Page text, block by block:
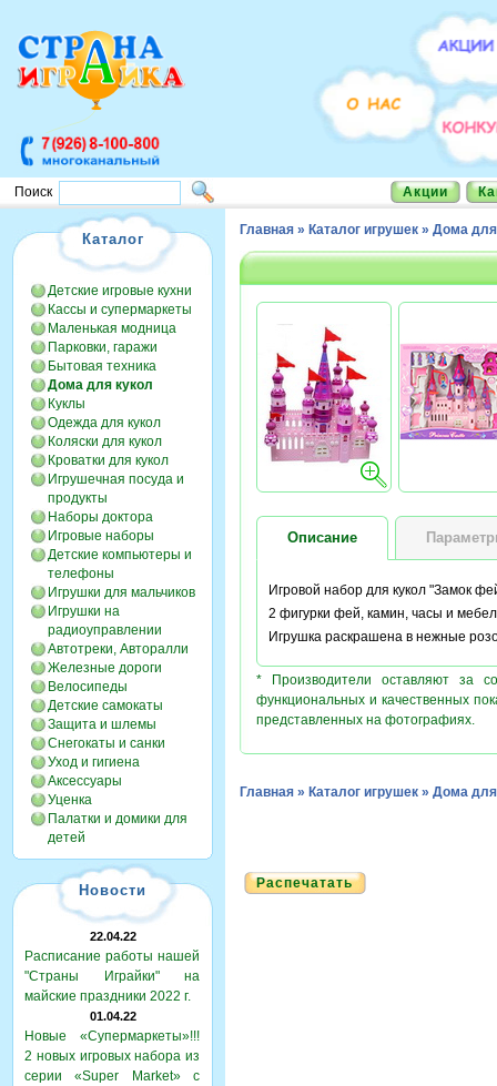
Поиск Акции
Каталог
Детские игровые кухни
Кассы и супермаркеты
Маленькая модница
Парковки, гаражи
Бытовая техника
Дома для кукол
Куклы
Одежда для кукол
Коляски для кукол
Кроватки для кукол
Игрушечная посуда и
продукты
Наборы доктора
Игровые наборы
Детские компьютеры и
телефоны
Игрушки для мальчиков
Игрушки на
радиоуправлении
Автотреки, Авторалли
Железные дороги
Велосипеды
Детские самокаты
Защита и шлемы
Снегокаты и санки
Уход и гигиена
Аксессуары
Уценка
Палатки и домики для
детей
Новости
22.04.22
Расписание работы нашей
"Страны Играйки" на
майские праздники 2022 г.
01.04.22
Новые «Супермаркеты»!!!
2 новых игровых набора из
серии «Super Market» с
Главная » Каталог игрушек » Дома для
Описание
Игровой набор для кукол "Замок
2 фигурки фей, камин, часы и
Игрушка раскрашена в нежные
* Производители оставляют за
функциональных и качественных
представленных на фотографиях.
Главная » Каталог игрушек » Дома для
Распечатать